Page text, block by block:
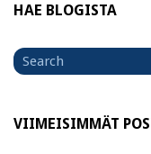
HAE BLOGISTA
for
VIIMEISIMMÄT